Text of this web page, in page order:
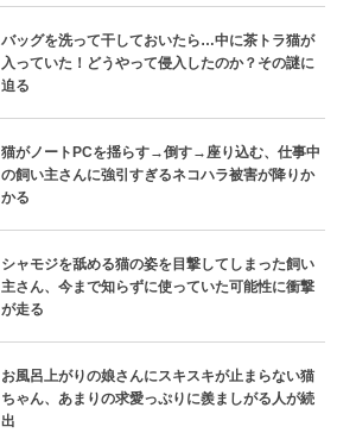
バッグを洗って干しておいたら…中に茶トラ猫が
入っていた！どうやって侵入したのか？その謎に
迫る
猫がノートPCを揺らす→倒す→座り込む、仕事中
の飼い主さんに強引すぎるネコハラ被害が降りか
かる
シャモジを舐める猫の姿を目撃してしまった飼い
主さん、今まで知らずに使っていた可能性に衝撃
が走る
お風呂上がりの娘さんにスキスキが止まらない猫
ちゃん、あまりの求愛っぷりに羨ましがる人が続
出